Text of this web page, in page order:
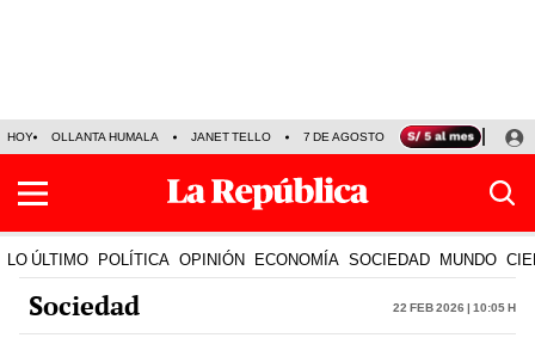
HOY OLLANTA HUMALA JANET TELLO 7 DE AGOSTO TINKA RESULTADOS
LO ÚLTIMO POLÍTICA OPINIÓN ECONOMÍA SOCIEDAD MUNDO
Sociedad 22 Feb 2026 | 10:05 h